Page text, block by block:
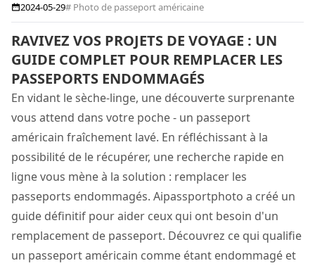
2024-05-29# Photo de passeport américaine
RAVIVEZ VOS PROJETS DE VOYAGE : UN
GUIDE COMPLET POUR REMPLACER LES
PASSEPORTS ENDOMMAGÉS
En vidant le sèche-linge, une découverte surprenante
vous attend dans votre poche - un passeport
américain fraîchement lavé. En réfléchissant à la
possibilité de le récupérer, une recherche rapide en
ligne vous mène à la solution : remplacer les
passeports endommagés. Aipassportphoto a créé un
guide définitif pour aider ceux qui ont besoin d'un
remplacement de passeport. Découvrez ce qui qualifie
un passeport américain comme étant endommagé et